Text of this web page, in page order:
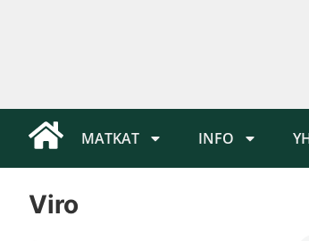
MATKAT INFO
Viro